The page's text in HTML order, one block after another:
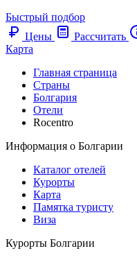
Быстрый подбор
Цены
Рассчитать
Карта
Главная страница
Cтраны
Болгария
Отели
Rocentro
Информация о Болгарии
Каталог отелей
Курорты
Карта
Памятка туристу
Виза
Курорты Болгарии